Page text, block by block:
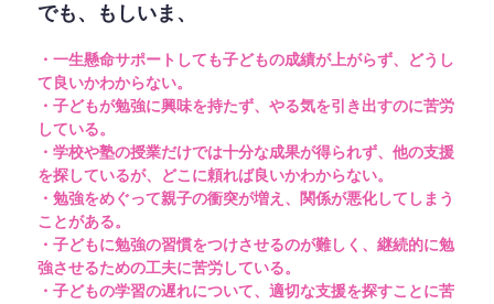
でも、もしいま、
・一生懸命サポートしても子どもの成績が上がらず、どうし
て良いかわからない。
・子どもが勉強に興味を持たず、やる気を引き出すのに苦労
している。
・学校や塾の授業だけでは十分な成果が得られず、他の支援
を探しているが、どこに頼れば良いかわからない。
・勉強をめぐって親子の衝突が増え、関係が悪化してしまう
ことがある。
・子どもに勉強の習慣をつけさせるのが難しく、継続的に勉
強させるための工夫に苦労している。
・子どもの学習の遅れについて、適切な支援を探すことに苦